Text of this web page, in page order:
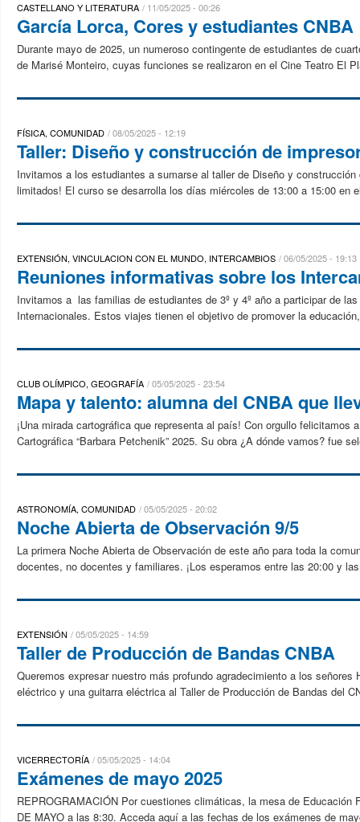
CASTELLANO Y LITERATURA 11/05/2025 - 00:26
García Lorca, Cores y estudiantes CNBA
Durante mayo de 2025, un numeroso contingente de estudiantes de
de Marisé Monteiro, cuyas funciones se realizaron en el Cine Teatro El
FÍSICA, COMUNIDAD 08/05/2025 - 12:19
Taller: Diseño y construcción de
Invitamos a los estudiantes a sumarse al taller de Diseño y
limitados! El curso se desarrolla los días miércoles de 13:00 a 15:00 en
EXTENSIÓN, VINCULACION CON EL MUNDO, INTERCAMBIOS 06/05/2025 - 19:13
Reuniones informativas sobre los
Invitamos a las familias de estudiantes de 3º y 4º año a participar de
Internacionales. Estos viajes tienen el objetivo de promover la
CLUB OLÍMPICO, GEOGRAFÍA 05/05/2025 - 23:54
Mapa y talento: alumna del CNBA que
¡Una mirada cartográfica que representa al país! Con orgullo
Cartográfica “Barbara Petchenik” 2025. Su obra ¿A dónde vamos? fue
ASTRONOMÍA, COMUNIDAD 05/05/2025 - 20:02
Noche Abierta de Observación 9/5
La primera Noche Abierta de Observación de este año para toda la
docentes, no docentes y familiares. ¡Los esperamos entre las 20:00 y
EXTENSIÓN 05/05/2025 - 14:59
Taller de Producción de Bandas CNBA
Queremos expresar nuestro más profundo agradecimiento a los
eléctrico y una guitarra eléctrica al Taller de Producción de Bandas del
VICERRECTORÍA 05/05/2025 - 14:04
Exámenes de mayo 2025
REPROGRAMACIÓN Por cuestiones climáticas, la mesa de
DE MAYO a las 8:30. Acceda aquí a las fechas de los exámenes de